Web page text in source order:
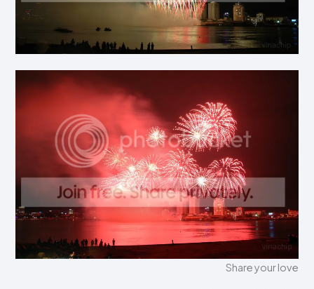
Share your love